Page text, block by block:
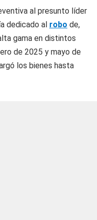
al presunto líder
dedicado al robo de,
gama en distintos
de 2025 y mayo de
los bienes hasta